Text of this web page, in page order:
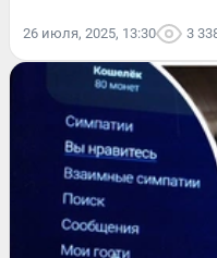
26 июля, 2025, 13:30 3